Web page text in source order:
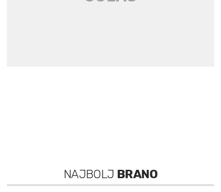
NAJBOLJ BRANO